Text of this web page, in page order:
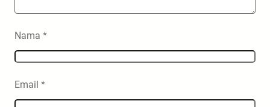
Nama *
Email *